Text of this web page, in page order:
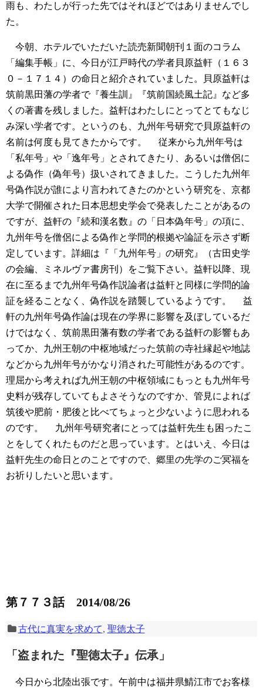
雨も、わたしが行った先ではそれほどではありませんでし
た。
今朝、ホテルでいただいた読売新聞朝刊１面のコラム
「編集手帳」に、今日が江戸時代の学者貝原益軒（１６３
０－１７１４）の命日と紹介されていました。貝原益軒は
筑前黒田藩の学者で『養生訓』『筑前国続風土記』など多
くの著書を残しました。益軒はわたしにとってとてもなじ
み深い学者です。というのも、九州年号研究で貝原益軒の
名前は何度も見てきたからです。
従来から九州年号は
「私年号」や「逸年号」とされてきたり、あるいは僧侶に
よる偽作（偽年号）扱いされてきました。こうした九州年
号偽作説が誰により言われてきたのかという研究を、京都
大学で開催された日本思想史学会で発表したことがあるの
ですが、益軒の『続和漢名数』の「日本偽年号」の項に、
九州年号を僧侶による偽作と学問的根拠や論証を示さず断
定しています。詳細は『「九州年号」の研究』（古田史学
の会編、ミネルヴァ書房刊）をご覧下さい。益軒以降、現
在に至るまで九州年号偽作説論者は益軒と同様に学問的論
証を経ることなく、偽作説を踏襲しているようです。
益
軒の九州年号偽作論は現在の学界に影響を及ぼしているだ
けではなく、筑前黒田藩有数の学者である益軒の影響もあ
ってか、九州王朝の中枢地域だった筑前の寺社縁起や地誌
などから九州年号がかなり消された可能性があるのです。
理屈から考えれば九州王朝の中枢領域にもっとも九州年号
史料が残存していてもよさそうなのですか、管見によれば
筑後や肥前・肥後と比べてちょっと少ないように思われる
のです。
九州年号研究者にとっては益軒先生も困ったこ
とをしてくれたものだと思っています。とはいえ、今日は
益軒先生の命日とのことですので、郷里の先学のご冥福を
お祈りしたいと思います。
第７７３話 2014/08/26
古代に真実を求めて, 聖徳太子
「盗まれた『聖徳太子』伝承」
今日から北陸出張です。午前中は福井県鯖江市でお客様